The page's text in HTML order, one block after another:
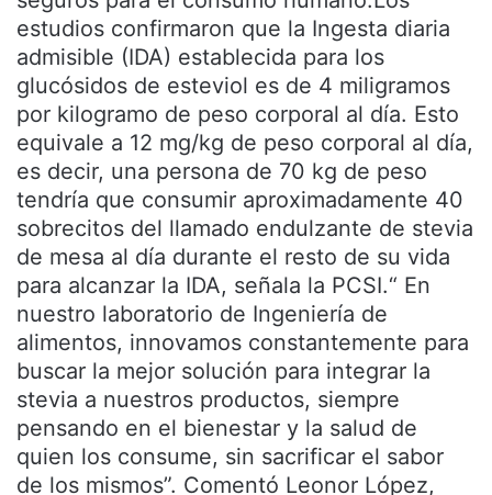
estudios confirmaron que la Ingesta diaria
admisible (IDA) establecida para los
glucósidos de esteviol es de 4 miligramos
por kilogramo de peso corporal al día. Esto
equivale a 12 mg/kg de peso corporal al día,
es decir, una persona de 70 kg de peso
tendría que consumir aproximadamente 40
sobrecitos del llamado endulzante de stevia
de mesa al día durante el resto de su vida
para alcanzar la IDA, señala la PCSI.“ En
nuestro laboratorio de Ingeniería de
alimentos, innovamos constantemente para
buscar la mejor solución para integrar la
stevia a nuestros productos, siempre
pensando en el bienestar y la salud de
quien los consume, sin sacrificar el sabor
de los mismos”. Comentó Leonor López,